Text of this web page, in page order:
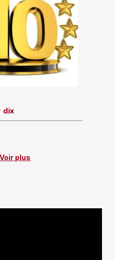
dix
Voir plus